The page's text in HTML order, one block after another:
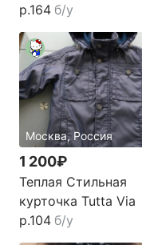
p.164 б/у
Москва, Россия
1 200₽
Теплая Стильная
курточка Tutta Via
р.104 б/у